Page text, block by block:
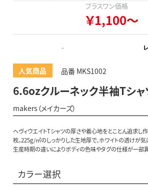
プラスワン価格
￥1,100～
-
人気商品 品番 MKS1002
6.6ozクルーネック半袖Tシャ
makers（メイカーズ）
ヘヴィウエイトTシャツの厚さや着心地をとことん追求し作
枚。225g/㎡のしっかりした生地厚で、ホワイトの透けが
生産時期の違いによりボディの色味やタグの仕様が一部
カラー選択